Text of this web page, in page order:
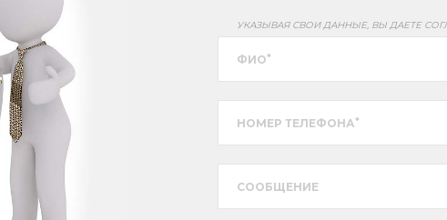
УКАЗЫВАЯ СВОИ ДАННЫЕ, ВЫ ДАЕТЕ
ФИО*
НОМЕР ТЕЛЕФОНА*
CООБЩЕНИЕ